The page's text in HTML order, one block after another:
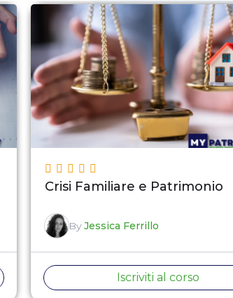
Crisi Familiare e Patrimonio
By Jessica Ferrillo
Iscriviti al corso